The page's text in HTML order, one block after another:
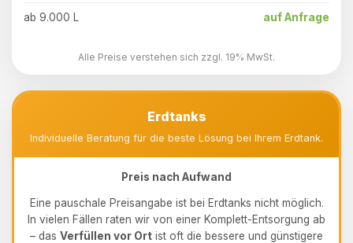
ab 9.000 L auf Anfrage
Alle Preise verstehen sich zzgl. 19% MwSt.
Erdtanks
Individuelle Beratung für die beste Lösung bei Ihrem Erdtank.
Preis nach Aufwand
Eine pauschale Preisangabe ist bei Erdtanks nicht möglich.
In vielen Fällen raten wir von einer Komplett-Entsorgung ab
– das Verfüllen vor Ort ist oft die bessere und günstigere